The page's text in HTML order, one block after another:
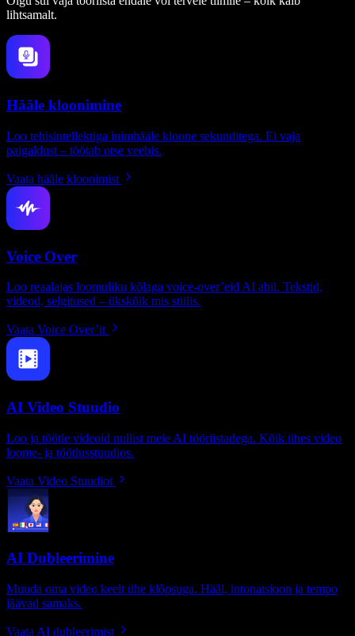
lihtsamalt.
Hääle kloonimine
Loo tehisintellektiga inimhääle kloone sekunditega. Ei vaja
paigaldust – töötab otse veebis.
Vaata hääle kloonimist
Voice Over
Loo reaalajas loomuliku kõlaga voice-over’eid AI abil. Tekstid,
videod, selgitused – ükskõik mis stiilis.
Vaata Voice Over’it
AI Video Stuudio
Loo ja töötle videoid nullist meie AI tööriistadega. Kõik ühes video
loome- ja töötlusstuudios.
Vaata Video Stuudiot
AI Dubleerimine
Muuda oma video keelt ühe klõpsuga. Hääl, intonatsioon ja tempo
jäävad samaks.
Vaata AI dubleerimist